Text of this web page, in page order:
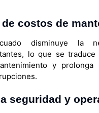
costos de
disminuye la
lo que se
y
seguridad y